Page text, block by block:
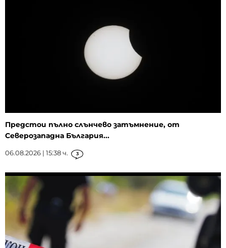
Предстои пълно слънчево затъмнение, от
Северозападна България...
06.08.2026 | 15:38 ч. 3